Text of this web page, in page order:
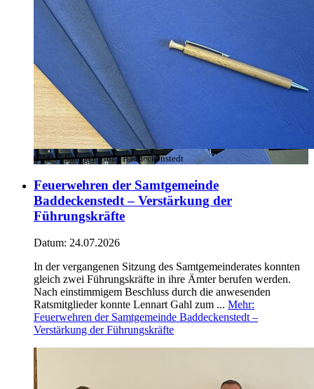
Bild:© Samtgemeinde Baddeckenstedt
Feuerwehren der Samtgemeinde
Baddeckenstedt – Verstärkung der
Führungskräfte
Datum: 24.07.2026
In der vergangenen Sitzung des Samtgemeinderates konnten
gleich zwei Führungskräfte in ihre Ämter berufen werden.
Nach einstimmigem Beschluss durch die anwesenden
Ratsmitglieder konnte Lennart Gahl zum ... Mehr:
Feuerwehren der Samtgemeinde Baddeckenstedt –
Verstärkung der Führungskräfte